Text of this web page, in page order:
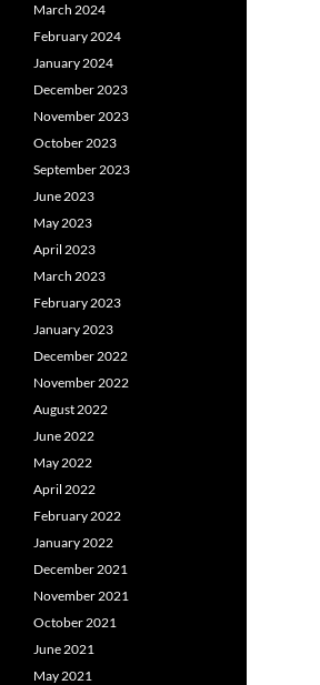
March 2024
February 2024
January 2024
December 2023
November 2023
October 2023
September 2023
June 2023
May 2023
April 2023
March 2023
February 2023
January 2023
December 2022
November 2022
August 2022
June 2022
May 2022
April 2022
February 2022
January 2022
December 2021
November 2021
October 2021
June 2021
May 2021